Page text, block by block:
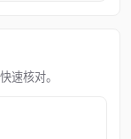
速核对。